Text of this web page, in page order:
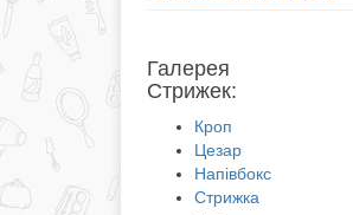
Галерея
Стрижек:
Кроп
Цезар
Напівбокс
Стрижка